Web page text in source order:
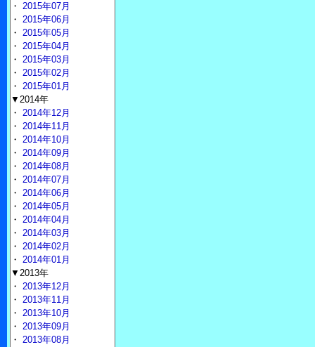
・ 2015年07月
・ 2015年06月
・ 2015年05月
・ 2015年04月
・ 2015年03月
・ 2015年02月
・ 2015年01月
▼2014年
・ 2014年12月
・ 2014年11月
・ 2014年10月
・ 2014年09月
・ 2014年08月
・ 2014年07月
・ 2014年06月
・ 2014年05月
・ 2014年04月
・ 2014年03月
・ 2014年02月
・ 2014年01月
▼2013年
・ 2013年12月
・ 2013年11月
・ 2013年10月
・ 2013年09月
・ 2013年08月